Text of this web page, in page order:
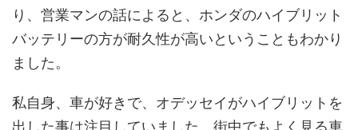
り、営業マンの話によると、ホンダのハイブリット
バッテリーの方が耐久性が高いということもわかり
ました。
私自身、車が好きで、オデッセイがハイブリットを
出した事は注目していました。街中でもよく見る車